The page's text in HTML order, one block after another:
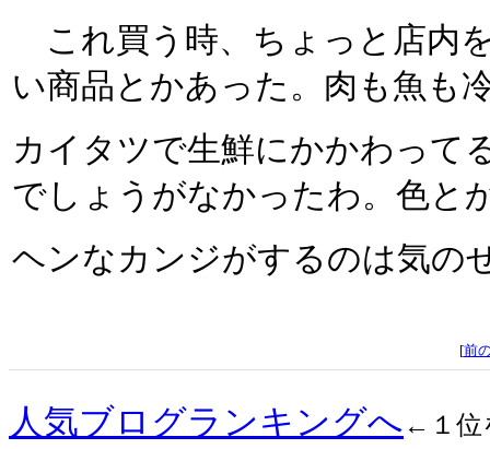
これ買う時、ちょっと店内
い商品とかあった。肉も魚も
カイタツで生鮮にかかわって
でしょうがなかったわ。色と
ヘンなカンジがするのは気の
[前
人気ブログランキングへ ←１位